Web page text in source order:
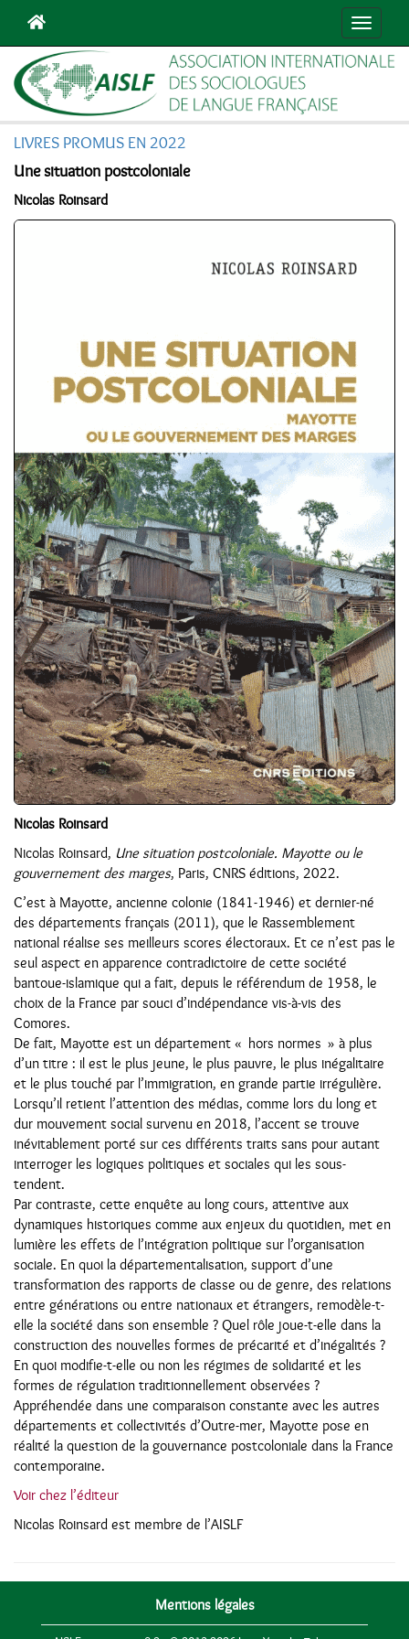
LIVRES PROMUS EN 2022
Une situation postcoloniale
Nicolas Roinsard
Nicolas Roinsard
Nicolas Roinsard, Une situation postcoloniale. Mayotte ou le
gouvernement des marges, Paris, CNRS éditions, 2022.
C’est à Mayotte, ancienne colonie (1841-1946) et dernier-né
des départements français (2011), que le Rassemblement
national réalise ses meilleurs scores électoraux. Et ce n’est pas le
seul aspect en apparence contradictoire de cette société
bantoue-islamique qui a fait, depuis le référendum de 1958, le
choix de la France par souci d’indépendance vis-à-vis des
Comores.
De fait, Mayotte est un département « hors normes » à plus
d’un titre : il est le plus jeune, le plus pauvre, le plus inégalitaire
et le plus touché par l’immigration, en grande partie irrégulière.
Lorsqu’il retient l’attention des médias, comme lors du long et
dur mouvement social survenu en 2018, l’accent se trouve
inévitablement porté sur ces différents traits sans pour autant
interroger les logiques politiques et sociales qui les sous-
tendent.
Par contraste, cette enquête au long cours, attentive aux
dynamiques historiques comme aux enjeux du quotidien, met en
lumière les effets de l’intégration politique sur l’organisation
sociale. En quoi la départementalisation, support d’une
transformation des rapports de classe ou de genre, des relations
entre générations ou entre nationaux et étrangers, remodèle-t-
elle la société dans son ensemble ? Quel rôle joue-t-elle dans la
construction des nouvelles formes de précarité et d’inégalités ?
En quoi modifie-t-elle ou non les régimes de solidarité et les
formes de régulation traditionnellement observées ?
Appréhendée dans une comparaison constante avec les autres
départements et collectivités d’Outre-mer, Mayotte pose en
réalité la question de la gouvernance postcoloniale dans la France
contemporaine.
Voir chez l’éditeur
Nicolas Roinsard est membre de l’AISLF
Mentions légales